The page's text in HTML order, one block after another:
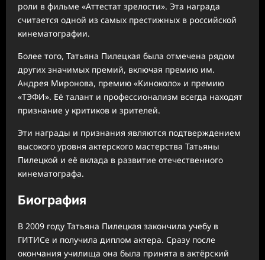
роли в фильме «Аттестат зрелости». Эта награда
считается одной из самых престижных в российской
кинематографии.
Более того, Татьяна Пилецкая была отмечена рядом
других значимых премий, включая премию им.
Андрея Миронова, премию «Киноколо» и премию
«ТЭФИ». Её талант и профессионализм всегда находят
признание у критиков и зрителей.
Эти награды и признания являются подтверждением
высокого уровня актерского мастерства Татьяны
Пилецкой и её вклада в развитие отечественного
кинематографа.
Биография
В 2009 году Татьяна Пилецкая закончила учебу в
ГИТИСе и получила диплом актера. Сразу после
окончания училища она была принята в актёрский